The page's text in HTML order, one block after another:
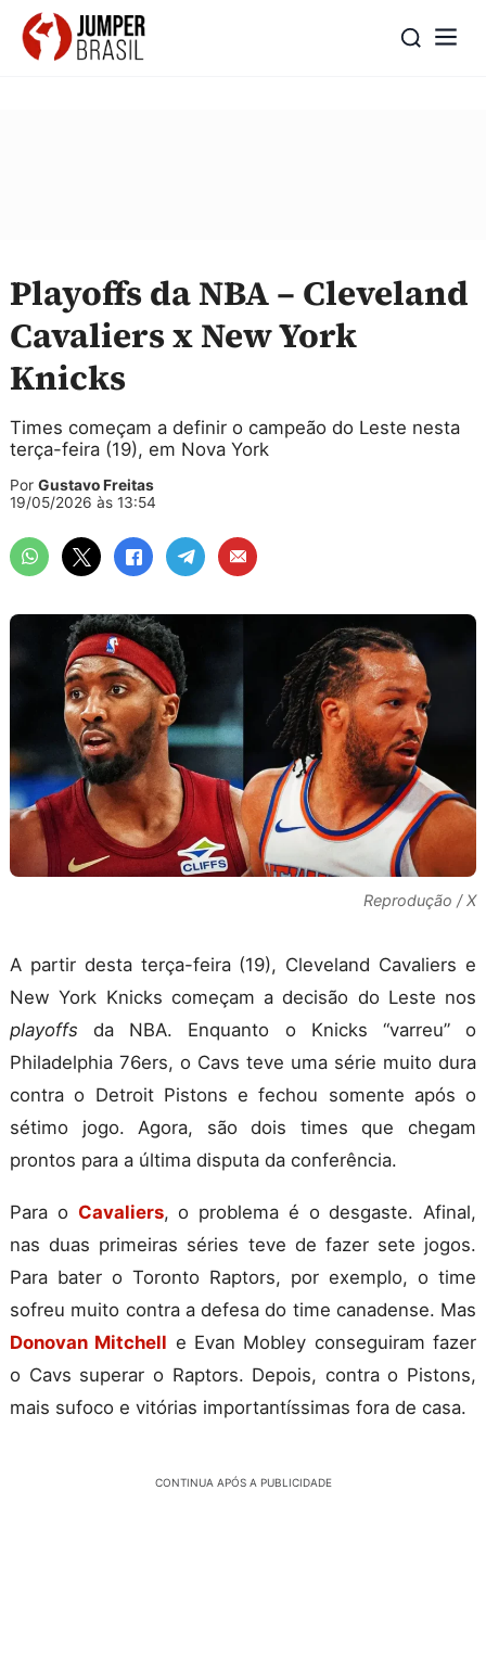
Playoffs da NBA – Cleveland
Cavaliers x New York
Knicks
Times começam a definir o campeão do Leste nesta
terça-feira (19), em Nova York
Por Gustavo Freitas
19/05/2026 às 13:54
Reprodução / X
A partir desta terça-feira (19), Cleveland Cavaliers e
New York Knicks começam a decisão do Leste nos
playoffs da NBA. Enquanto o Knicks “varreu” o
Philadelphia 76ers, o Cavs teve uma série muito dura
contra o Detroit Pistons e fechou somente após o
sétimo jogo. Agora, são dois times que chegam
prontos para a última disputa da conferência.
Para o Cavaliers, o problema é o desgaste. Afinal,
nas duas primeiras séries teve de fazer sete jogos.
Para bater o Toronto Raptors, por exemplo, o time
sofreu muito contra a defesa do time canadense. Mas
Donovan Mitchell e Evan Mobley conseguiram fazer
o Cavs superar o Raptors. Depois, contra o Pistons,
mais sufoco e vitórias importantíssimas fora de casa.
CONTINUA APÓS A PUBLICIDADE